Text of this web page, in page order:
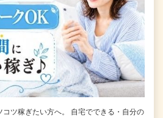
コツ稼ぎたい方へ。 自宅でできる・自分の